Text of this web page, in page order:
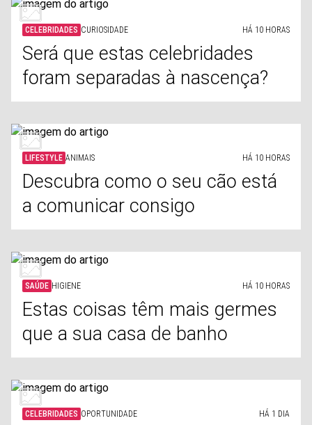
CELEBRIDADES CURIOSIDADE HÁ 10 HORAS
Será que estas celebridades
foram separadas à nascença?
LIFESTYLE ANIMAIS HÁ 10 HORAS
Descubra como o seu cão está
a comunicar consigo
SAÚDE HIGIENE HÁ 10 HORAS
Estas coisas têm mais germes
que a sua casa de banho
CELEBRIDADES OPORTUNIDADE HÁ 1 DIA